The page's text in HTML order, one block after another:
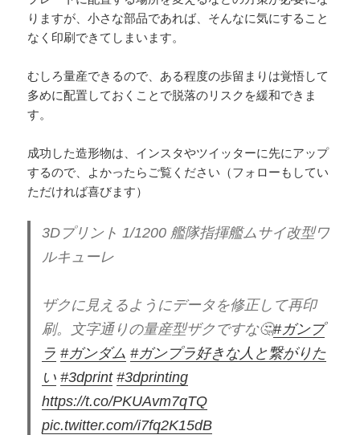
りますが、小さな部品であれば、そんなに気にすること
なく印刷できてしまいます。
むしろ量産できるので、ある程度の歩留まりは覚悟して
多めに配置しておくことで脱落のリスクを緩和できま
す。
成功した造形物は、インスタやツイッターに先にアップ
するので、よかったらご覧ください（フォローもしてい
ただければ喜びます）
3Dプリント 1/1200 艦隊指揮艦ムサイ改型ワ
ルキューレ
ザクに見えるようにデータを修正して再印
刷。文字通りの量産型ザクですな🤔#ガンプ
ラ #ガンダム #ガンプラ好きな人と繋がりた
い #3dprint #3dprinting
https://t.co/PKUAvm7qTQ
pic.twitter.com/i7fq2K15dB